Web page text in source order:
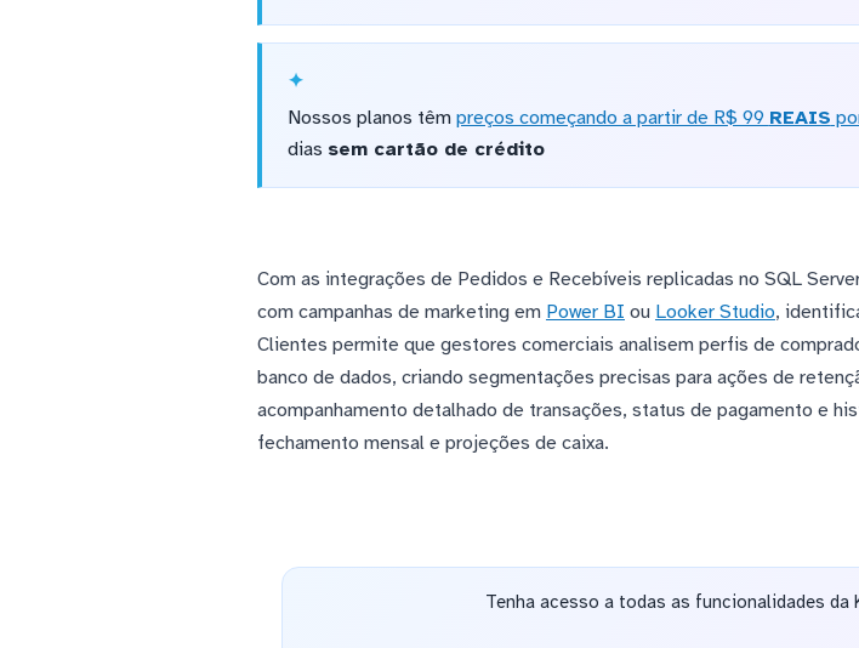
Nossos planos têm preços começando a partir de R$ 99 REAIS
dias sem cartão de crédito
Com as integrações de Pedidos e Recebíveis replicadas no SQL
com campanhas de marketing em Power BI ou Looker Studio,
Clientes permite que gestores comerciais analisem perfis de
banco de dados, criando segmentações precisas para ações de
acompanhamento detalhado de transações, status de pagamento e
fechamento mensal e projeções de caixa.
Tenha acesso a todas as funcionalidades da